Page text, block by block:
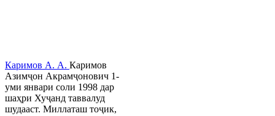
Каримов А. А. Каримов
Азимҷон Акрамҷонович 1-
уми январи соли 1998 дар
шаҳри Хуҷанд таввалуд
шудааст. Миллаташ тоҷик,